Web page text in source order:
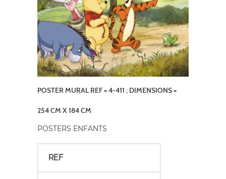
POSTER MURAL REF = 4-411 ; DIMENSIONS =
254 CM X 184 CM
POSTERS ENFANTS
REF